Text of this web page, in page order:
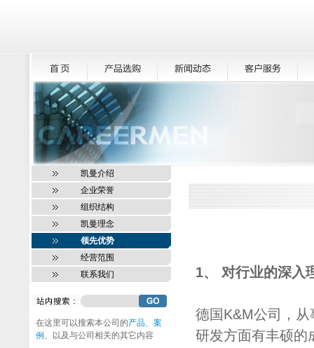
1、 对行业的深入
德国K&M公司，
研发方面有丰硕的
凯曼介绍
企业荣誉
组织结构
凯曼理念
领先优势
经营范围
联系我们
在这里可以搜索本公司的产品、案
例 、以及与公司相关的其它内容